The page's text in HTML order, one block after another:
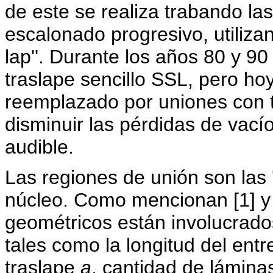
de este se realiza trabando
escalonado progresivo,
lap''. Durante los años 80 y
traslape sencillo SSL, pero
reemplazado por uniones
disminuir las pérdidas de
audible.
Las regiones de unión son
núcleo. Como mencionan [1]
geométricos están
tales como la longitud del
traslape a, cantidad de